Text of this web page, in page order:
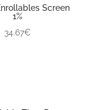
Screen
1%
34.67€